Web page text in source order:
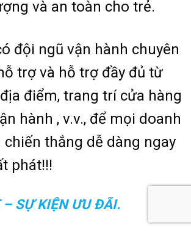
và an toàn cho trẻ.
đội ngũ vận hành chuyên
trợ và hỗ trợ đầy đủ từ
điểm, trang trí cửa hàng
hành , v.v., để mọi doanh
chiến thắng dễ dàng ngay
phát!!!
– SỰ KIỆN ƯU ĐÃI.